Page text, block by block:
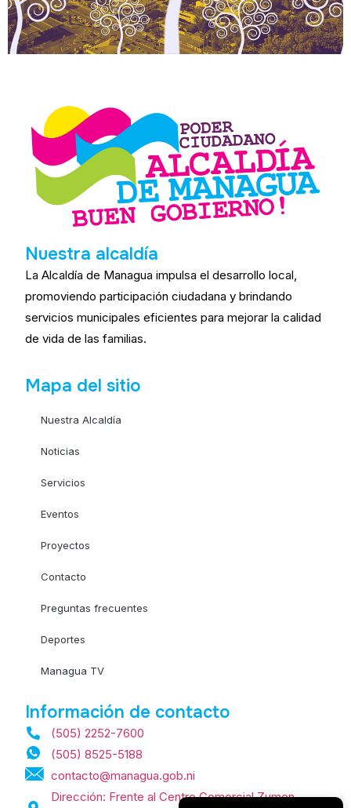
Nuestra alcaldía
La Alcaldía de Managua impulsa el desarrollo local,
promoviendo participación ciudadana y brindando
servicios municipales eficientes para mejorar la calidad
de vida de las familias.
Mapa del sitio
Nuestra Alcaldía
Noticias
Servicios
Eventos
Proyectos
Contacto
Preguntas frecuentes
Deportes
Managua TV
Información de contacto
(505) 2252-7600
(505) 8525-5188
contacto@managua.gob.ni
Dirección: Frente al Centro Comercial Zumen,